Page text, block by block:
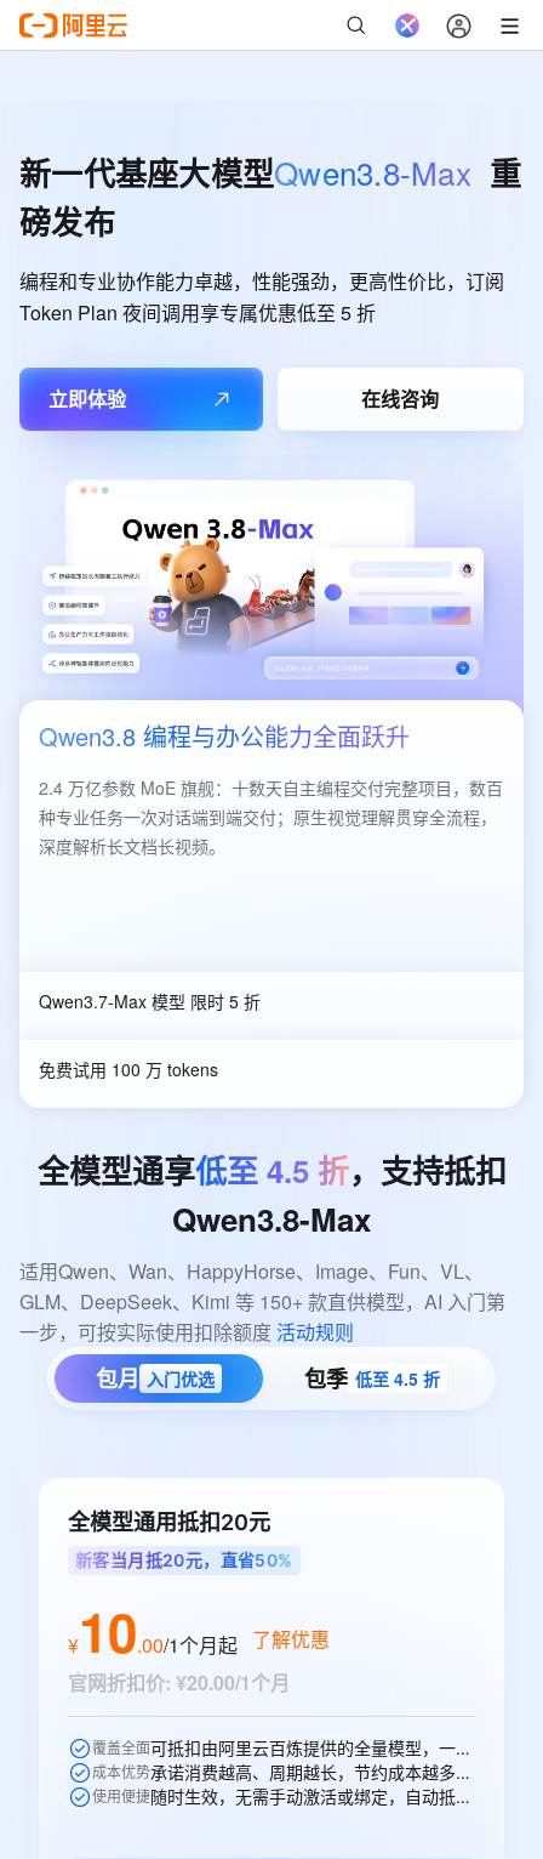
新一代基座大模型Qwen3.8-Max 重
磅发布
编程和专业协作能力卓越，性能强劲，更高性价比，订阅
Token Plan 夜间调用享专属优惠低至 5 折
立即体验 在线咨询
Qwen3.8 编程与办公能力全面跃升
2.4 万亿参数 MoE 旗舰：十数天自主编程交付完整项目，数百
种专业任务一次对话端到端交付；原生视觉理解贯穿全流程，
深度解析长文档长视频。
Qwen3.7-Max 模型 限时 5 折
免费试用 100 万 tokens
全模型通享低至 4.5 折，支持抵扣
Qwen3.8-Max
适用Qwen、Wan、HappyHorse、Image、Fun、VL、
GLM、DeepSeek、Kimi 等 150+ 款直供模型，AI 入门第
一步，可按实际使用扣除额度 活动规则
包月 入门优选 包季 低至 4.5 折
全模型通用抵扣20元
新客当月抵20元，直省50%
¥10.00/1个月起 了解优惠
官网折扣价: ¥20.00/1个月
覆盖全面 可抵扣由阿里云百炼提供的全量模型，一次购买即可跨模型通享。
成本优势 承诺消费越高、周期越长，节约成本越多，直省10元。
使用便捷 随时生效，无需手动激活或绑定，自动抵扣。